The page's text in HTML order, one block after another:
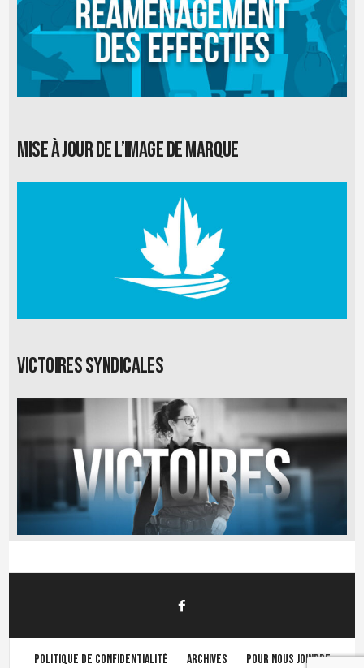
Mise à jour de l’image de marque
Victoires syndicales
Politique de confidentialité Archives Pour nous joindre